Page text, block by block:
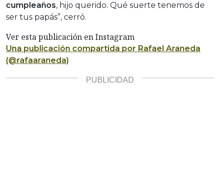
cumpleaños, hijo querido. Qué suerte tenemos de
ser tus papás”, cerró.
Ver esta publicación en Instagram
Una publicación compartida por Rafael Araneda
(@rafaaraneda)